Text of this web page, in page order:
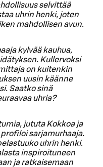
selvittää
uhrin henki, joten
mahdollisen avun.
kylvää kauhua,
Kullervoksi
on kuitenkin
uusin käänne
Saatko sinä
uhria?
jututa Kokkoa ja
sarjamurhaaja.
uhrin henki.
inspiroituneen
ja ratkaisemaan